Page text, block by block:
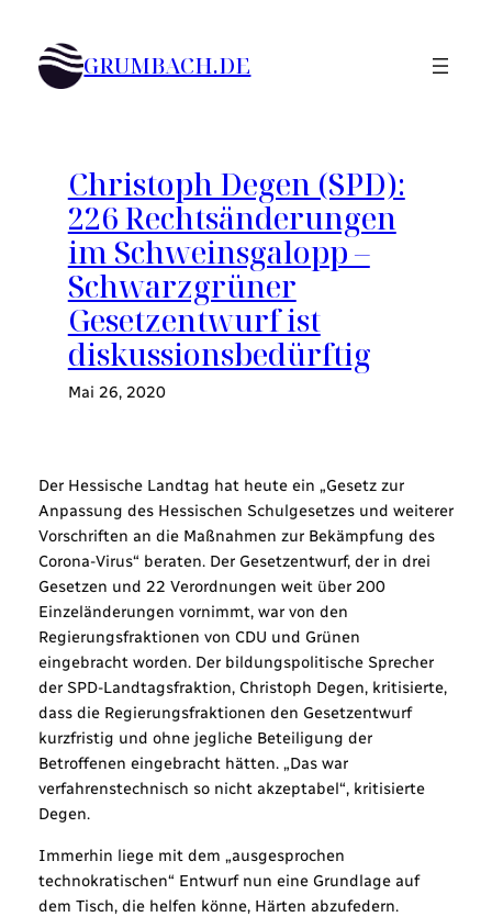
Inhalt
springen GRUMBACH.DE
Christoph Degen (SPD):
226 Rechtsänderungen
im Schweinsgalopp –
Schwarzgrüner
Gesetzentwurf ist
diskussionsbedürftig
Mai 26, 2020
Der Hessische Landtag hat heute ein „Gesetz zur
Anpassung des Hessischen Schulgesetzes und weiterer
Vorschriften an die Maßnahmen zur Bekämpfung des
Corona-Virus“ beraten. Der Gesetzentwurf, der in drei
Gesetzen und 22 Verordnungen weit über 200
Einzeländerungen vornimmt, war von den
Regierungsfraktionen von CDU und Grünen
eingebracht worden. Der bildungspolitische Sprecher
der SPD-Landtagsfraktion, Christoph Degen, kritisierte,
dass die Regierungsfraktionen den Gesetzentwurf
kurzfristig und ohne jegliche Beteiligung der
Betroffenen eingebracht hätten. „Das war
verfahrenstechnisch so nicht akzeptabel“, kritisierte
Degen.
Immerhin liege mit dem „ausgesprochen
technokratischen“ Entwurf nun eine Grundlage auf
dem Tisch, die helfen könne, Härten abzufedern.